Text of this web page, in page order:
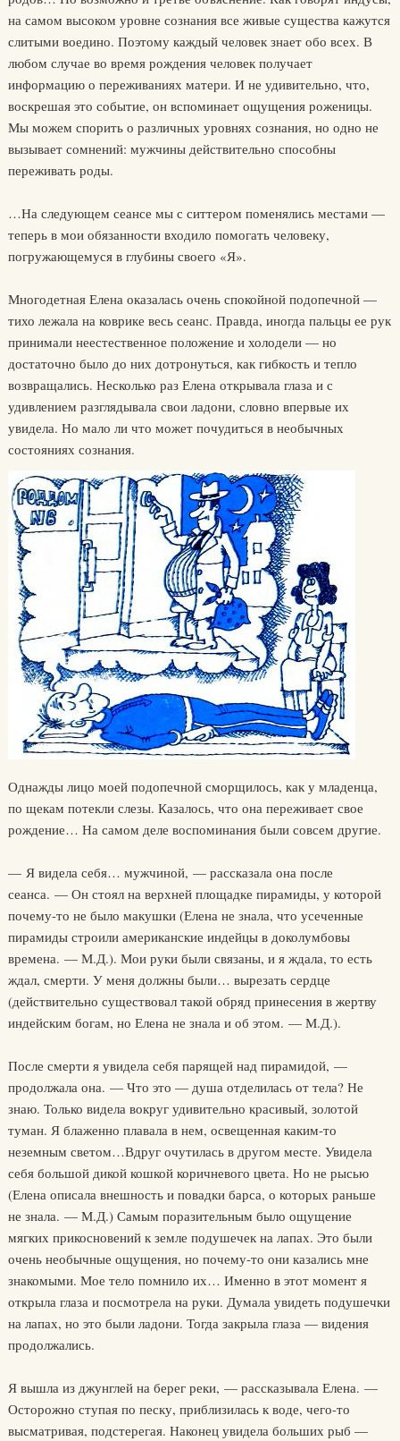
на самом высоком уровне сознания все живые существа кажутся
слитыми воедино. Поэтому каждый человек знает обо всех. В
любом случае во время рождения человек получает
информацию о переживаниях матери. И не удивительно, что,
воскрешая это событие, он вспоминает ощущения роженицы.
Мы можем спорить о различных уровнях сознания, но одно не
вызывает сомнений: мужчины действительно способны
переживать роды.
…На следующем сеансе мы с ситтером поменялись местами —
теперь в мои обязанности входило помогать человеку,
погружающемуся в глубины своего «Я».
Многодетная Елена оказалась очень спокойной подопечной —
тихо лежала на коврике весь сеанс. Правда, иногда пальцы ее рук
принимали неестественное положение и холодели — но
достаточно было до них дотронуться, как гибкость и тепло
возвращались. Несколько раз Елена открывала глаза и с
удивлением разглядывала свои ладони, словно впервые их
увидела. Но мало ли что может почудиться в необычных
состояниях сознания.
Однажды лицо моей подопечной сморщилось, как у младенца,
по щекам потекли слезы. Казалось, что она переживает свое
рождение… На самом деле воспоминания были совсем другие.
— Я видела себя… мужчиной, — рассказала она после
сеанса. — Он стоял на верхней площадке пирамиды, у которой
почему-то не было макушки (Елена не знала, что усеченные
пирамиды строили американские индейцы в доколумбовы
времена. — М.Д.). Мои руки были связаны, и я ждала, то есть
ждал, смерти. У меня должны были… вырезать сердце
(действительно существовал такой обряд принесения в жертву
индейским богам, но Елена не знала и об этом. — М.Д.).
После смерти я увидела себя парящей над пирамидой, —
продолжала она. — Что это — душа отделилась от тела? Не
знаю. Только видела вокруг удивительно красивый, золотой
туман. Я блаженно плавала в нем, освещенная каким-то
неземным светом…Вдруг очутилась в другом месте. Увидела
себя большой дикой кошкой коричневого цвета. Но не рысью
(Елена описала внешность и повадки барса, о которых раньше
не знала. — М.Д.) Самым поразительным было ощущение
мягких прикосновений к земле подушечек на лапах. Это были
очень необычные ощущения, но почему-то они казались мне
знакомыми. Мое тело помнило их… Именно в этот момент я
открыла глаза и посмотрела на руки. Думала увидеть подушечки
на лапах, но это были ладони. Тогда закрыла глаза — видения
продолжались.
Я вышла из джунглей на берег реки, — рассказывала Елена. —
Осторожно ступая по песку, приблизилась к воде, чего-то
высматривая, подстерегая. Наконец увидела больших рыб —